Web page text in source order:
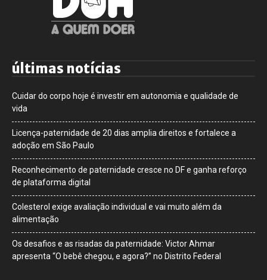
últimas notícias
Cuidar do corpo hoje é investir em autonomia e qualidade de
vida
Licença-paternidade de 20 dias amplia direitos e fortalece a
adoção em São Paulo
Reconhecimento de paternidade cresce no DF e ganha reforço
de plataforma digital
Colesterol exige avaliação individual e vai muito além da
alimentação
Os desafios e as risadas da paternidade: Victor Ahmar
apresenta “O bebê chegou, e agora?” no Distrito Federal